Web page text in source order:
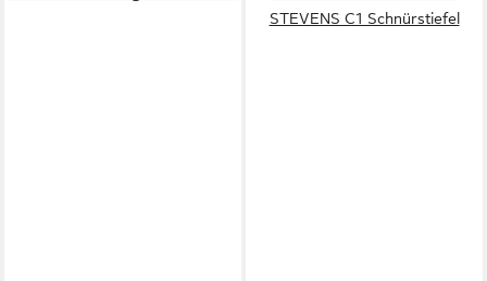
STEVENS C1 Schnürstiefel